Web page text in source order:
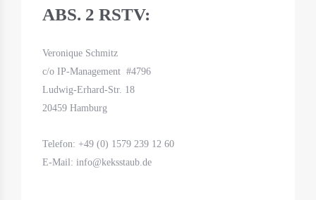
ABS. 2 RSTV:
Veronique Schmitz
c/o IP-Management #4796
Ludwig-Erhard-Str. 18
20459 Hamburg
Telefon: +49 (0) 1579 239 12 60
E-Mail: info@keksstaub.de